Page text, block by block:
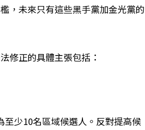
，未來只有這些黑手黨加金光黨的
修正的具體主張包括：
少10名區域候選人。反對提高候